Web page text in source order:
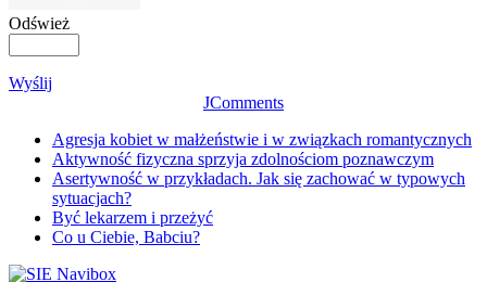
Odśwież
Wyślij
JComments
Agresja kobiet w małżeństwie i w związkach romantycznych
Aktywność fizyczna sprzyja zdolnościom poznawczym
Asertywność w przykładach. Jak się zachować w typowych
sytuacjach?
Być lekarzem i przeżyć
Co u Ciebie, Babciu?